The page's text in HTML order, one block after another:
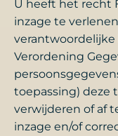
U heeft het recht
inzage te
verantwoordelijke
Verordening
toepassing) deze
verwijderen of af
inzage en/of